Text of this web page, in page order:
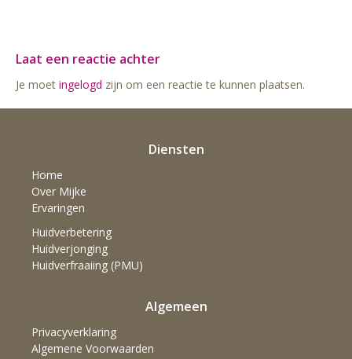
Laat een reactie achter
Je moet ingelogd zijn om een reactie te kunnen plaatsen.
Diensten
Home
Over Mijke
Ervaringen
Huidverbetering
Huidverjonging
Huidverfraaiing (PMU)
Algemeen
Privacyverklaring
Algemene Voorwaarden